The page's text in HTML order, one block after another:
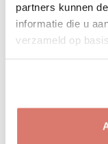
partners kunnen
informatie die u
verzameld op